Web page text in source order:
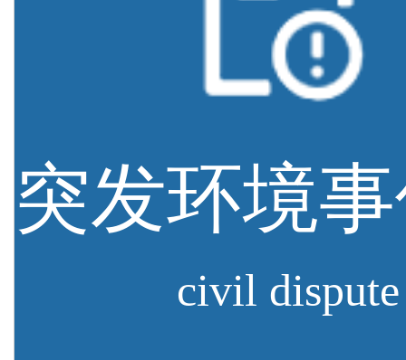
civil dispute